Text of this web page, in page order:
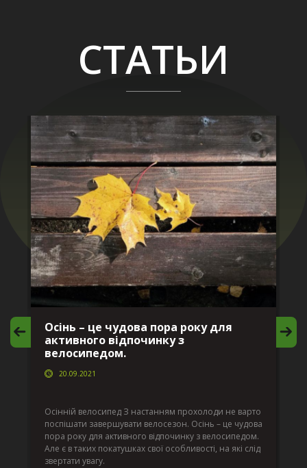
СТАТЬИ
Осінь – це чудова пора року для
активного відпочинку з
велосипедом.
20.09.2021
Осінній велосипед З настанням прохолоди не варто
поспішати завершувати велосезон. Осінь – це чудова
пора року для активного відпочинку з велосипедом.
Але є в таких покатушках свої особливості, на які слід
звертати увагу.